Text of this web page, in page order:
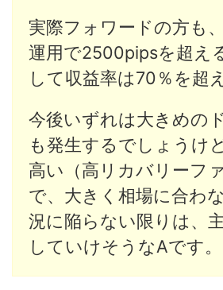
実際フォワードの方も
運用で2500pipsを超え
して収益率は70％を超
今後いずれは大きめの
も発生するでしょうけ
高い（高リカバリーフ
で、大きく相場に合わ
況に陥らない限りは、
していけそうなAです。